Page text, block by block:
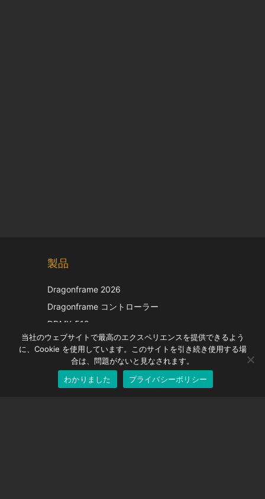
製品
Dragonframe 2026
Dragonframe コントローラー
DDMX-512
DMC-32
EOS LV補正キャップ
当社のウェブサイトで最高のエクスペリエンスを提供できるよう
に、Cookie を使用しています。このサイトを引き続き使用する場
合は、問題がないと見なされます。
わかりました
プライバシーポリシーJapanese
German